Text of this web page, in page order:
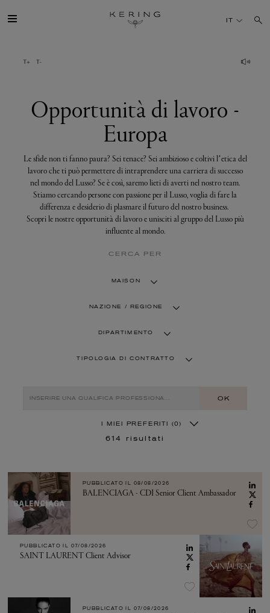
lavoro
SOSTENIBILITÀ
FINANCE
MEDIA
IT
Opportunità di lavoro -
Europa
Le sfide non ti fanno paura? Sei tenace? Sei ambizioso e coltivi l’etica del
lavoro che ti può permettere di intraprendere una carriera di successo
nel mondo del Lusso? Se è così, saremo lieti di averti nel nostro team.
Stiamo cercando persone con passione per il Lusso, voglia di fare la
differenza e desiderio di plasmare il futuro del nostro business.
Scopri le nostre opportunità di lavoro e unisciti al gruppo del Lusso più
influente al mondo.
CERCA PER
MAISON
NAZIONE / REGIONE
DIPARTIMENTO
TIPOLOGIA DI CONTRATTO
OK
I MIEI PREFERITI (0)
614 risultati
PUBBLICATO IL 08/08/2026
BALENCIAGA - CDI Senior Client Ambassador
PUBBLICATO IL 07/08/2026
SAINT LAURENT Client Advisor
PUBBLICATO IL 07/08/2026